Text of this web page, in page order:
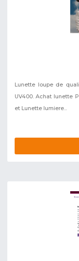
Lunette loupe de
UV400. Achat lunette
et Lunette lumiere...